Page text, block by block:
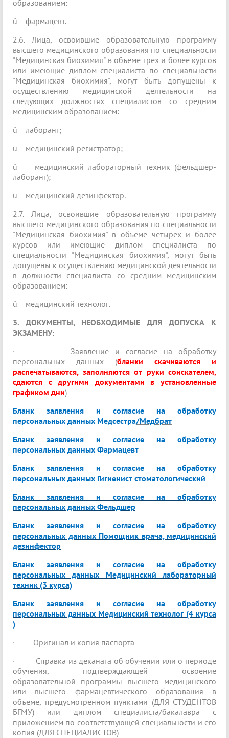
образованием:
ü фармацевт.
2.6. Лица, освоившие образовательную программу
высшего медицинского образования по специальности
"Медицинская биохимия" в объеме трех и более курсов
или имеющие диплом специалиста по специальности
"Медицинская биохимия", могут быть допущены к
осуществлению медицинской деятельности на
следующих должностях специалистов со средним
медицинским образованием:
ü лаборант;
ü медицинский регистратор;
ü медицинский лабораторный техник (фельдшер-
лаборант);
ü медицинский дезинфектор.
2.7. Лица, освоившие образовательную программу
высшего медицинского образования по специальности
"Медицинская биохимия" в объеме четырех и более
курсов или имеющие диплом специалиста по
специальности "Медицинская биохимия", могут быть
допущены к осуществлению медицинской деятельности
в должности специалиста со средним медицинским
образованием:
ü медицинский технолог.
3. ДОКУМЕНТЫ, НЕОБХОДИМЫЕ ДЛЯ ДОПУСКА К
ЭКЗАМЕНУ:
· Заявление и согласие на обработку
персональных данных (бланки скачиваются и
распечатываются, заполняются от руки соискателем,
сдаются с другими документами в установленные
графиком дни)
Бланк заявления и согласие на обработку
персональных данных Медсестра/Медбрат
Бланк заявления и согласие на обработку
персональных данных Фармацевт
Бланк заявления и согласие на обработку
персональных данных Гигиенист стоматологический
Бланк заявления и согласие на обработку
персональных данных Фельдшер
Бланк заявления и согласие на обработку
персональных данных Помощник врача, медицинский
дезинфектор
Бланк заявления и согласие на обработку
персональных данных Медицинский лабораторный
техник (3 курса)
Бланк заявления и согласие на обработку
персональных данных Медицинский технолог (4 курса
)
· Оригинал и копия паспорта
· Справка из деканата об обучении или о периоде
обучения, подтверждающей освоение
образовательной программы высшего медицинского
или высшего фармацевтического образования в
объеме, предусмотренном пунктами (ДЛЯ СТУДЕНТОВ
БГМУ) или диплом специалиста/бакалавра с
приложением по соответствующей специальности и его
копия (ДЛЯ СПЕЦИАЛИСТОВ)